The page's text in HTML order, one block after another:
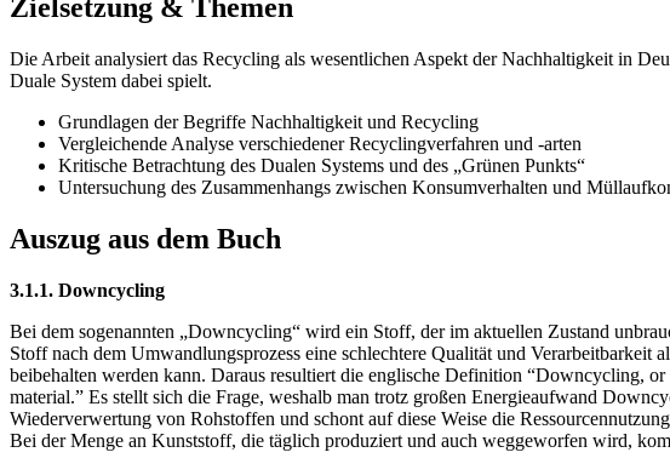
Zielsetzung & Themen
Die Arbeit analysiert das Recycling als wesentlichen Aspekt der Nachhaltigkeit in
Duale System dabei spielt.
Grundlagen der Begriffe Nachhaltigkeit und Recycling
Vergleichende Analyse verschiedener Recyclingverfahren und -arten
Kritische Betrachtung des Dualen Systems und des „Grünen Punkts“
Untersuchung des Zusammenhangs zwischen Konsumverhalten und
Auszug aus dem Buch
3.1.1. Downcycling
Bei dem sogenannten „Downcycling“ wird ein Stoff, der im aktuellen Zustand
Stoff nach dem Umwandlungsprozess eine schlechtere Qualität und
beibehalten werden kann. Daraus resultiert die englische Definition “Downcycling,
material.” Es stellt sich die Frage, weshalb man trotz großen Energieaufwand
Wiederverwertung von Rohstoffen und schont auf diese Weise die
Bei der Menge an Kunststoff, die täglich produziert und auch weggeworfen wird,